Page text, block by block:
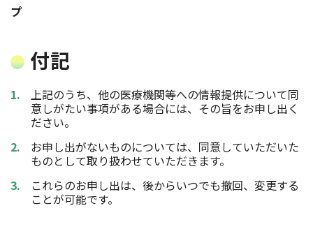
プ
付記
上記のうち、他の医療機関等への情報提供について同
意しがたい事項がある場合には、その旨をお申し出く
ださい。
お申し出がないものについては、同意していただいた
ものとして取り扱わせていただきます。
これらのお申し出は、後からいつでも撤回、変更する
ことが可能です。